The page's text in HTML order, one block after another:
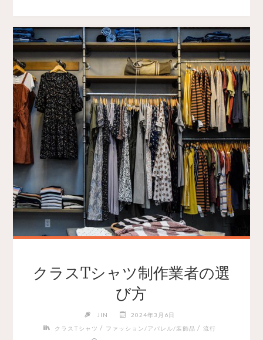
クラスTシャツ制作業者の選
び方
JIN
2024年3月6日
クラスTシャツ / ファッション/アパレル/装飾品 / 流行